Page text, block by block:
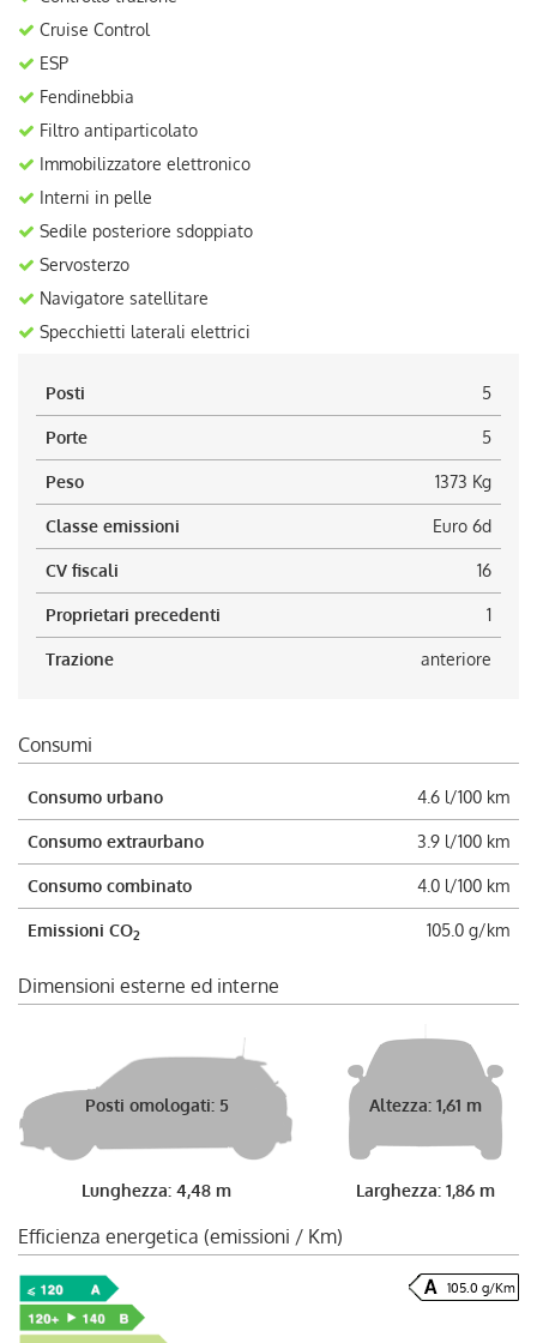
Cruise Control
ESP
Fendinebbia
Filtro antiparticolato
Immobilizzatore elettronico
Interni in pelle
Sedile posteriore sdoppiato
Servosterzo
Navigatore satellitare
Specchietti laterali elettrici
Posti 5
Porte 5
Peso 1373 Kg
Classe emissioni Euro 6d
CV fiscali 16
Proprietari precedenti 1
Trazione anteriore
Consumi
Consumo urbano 4.6 l/100 km
Consumo extraurbano 3.9 l/100 km
Consumo combinato 4.0 l/100 km
Emissioni CO2 105.0 g/km
Dimensioni esterne ed interne
Posti omologati: 5
Lunghezza: 4,48 m
Altezza: 1,61 m
Larghezza: 1,86 m
Efficienza energetica (emissioni / Km)
105.0 g/Km